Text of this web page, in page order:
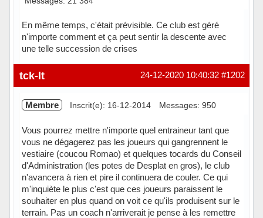
En même temps, c'était prévisible. Ce club est géré
n'importe comment et ça peut sentir la descente avec
une telle succession de crises
Hors ligne #1202
24-12-2020 10:40:32
tck-lt
Membre Inscrit(e): 16-12-2014 Messages: 950
Vous pourrez mettre n'importe quel entraineur tant que
vous ne dégagerez pas les joueurs qui gangrennent le
vestiaire (coucou Romao) et quelques tocards du Conseil
d'Administration (les potes de Desplat en gros), le club
n'avancera à rien et pire il continuera de couler. Ce qui
m'inquiète le plus c'est que ces joueurs paraissent le
souhaiter en plus quand on voit ce qu'ils produisent sur le
terrain. Pas un coach n'arriverait je pense à les remettre